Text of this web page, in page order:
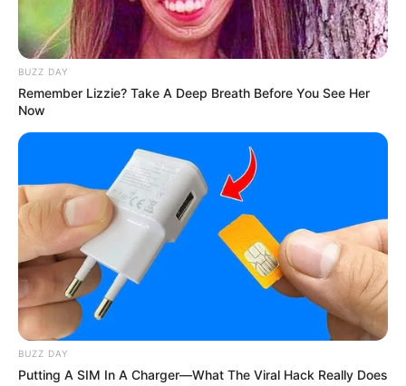
Δεν χρωστάμε σε κανέναν, αυτοί
χρωστούν σε εμάς τα πάντα
Τρίτη, 6 Σεπτεμβρίου 2022, 12:14
Δεν χρωστάμε σε κανέναν, αυτοί...
BUZZ DAY
Remember Lizzie? Take A Deep Breath Before You See Her
Now
BUZZ DAY
Putting A SIM In A Charger—What The Viral Hack Really Does